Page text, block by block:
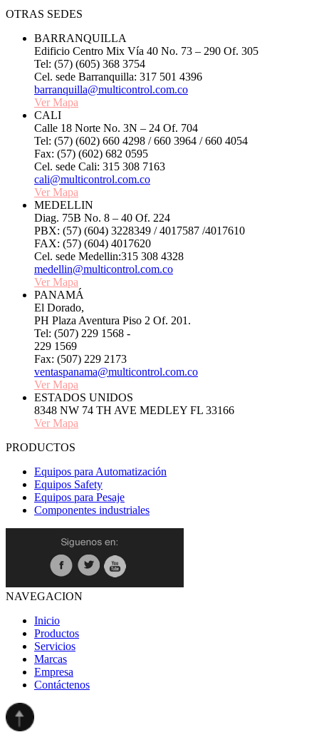
OTRAS SEDES
BARRANQUILLA
Edificio Centro Mix Vía 40 No. 73 – 290 Of. 305
Tel: (57) (605) 368 3754
Cel. sede Barranquilla: 317 501 4396
barranquilla@multicontrol.com.co
Ver Mapa
CALI
Calle 18 Norte No. 3N – 24 Of. 704
Tel: (57) (602) 660 4298 / 660 3964 / 660 4054
Fax: (57) (602) 682 0595
Cel. sede Cali: 315 308 7163
cali@multicontrol.com.co
Ver Mapa
MEDELLIN
Diag. 75B No. 8 – 40 Of. 224
PBX: (57) (604) 3228349 / 4017587 /4017610
FAX: (57) (604) 4017620
Cel. sede Medellin:315 308 4328
medellin@multicontrol.com.co
Ver Mapa
PANAMÁ
El Dorado,
PH Plaza Aventura Piso 2 Of. 201.
Tel: (507) 229 1568 -
229 1569
Fax: (507) 229 2173
ventaspanama@multicontrol.com.co
Ver Mapa
ESTADOS UNIDOS
8348 NW 74 TH AVE MEDLEY FL 33166
Ver Mapa
PRODUCTOS
Equipos para Automatización
Equipos Safety
Equipos para Pesaje
Componentes industriales
NAVEGACION
Inicio
Productos
Servicios
Marcas
Empresa
Contáctenos